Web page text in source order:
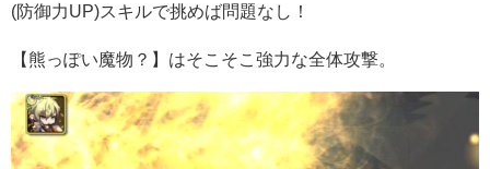
(防御力UP)スキルで挑めば問題なし！
【熊っぽい魔物？】はそこそこ強力な全体攻撃。